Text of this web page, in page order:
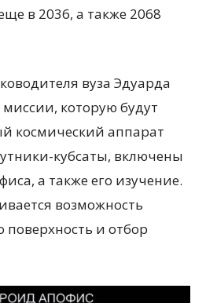
в 2036, а также 2068
вуза Эдуарда
которую будут
космический аппарат
кубсаты, включены
а также его изучение.
возможность
поверхность и отбор